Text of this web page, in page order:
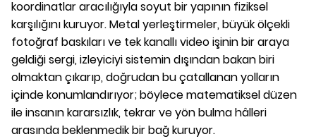
koordinatlar aracılığıyla soyut bir yapının fiziksel
karşılığını kuruyor. Metal yerleştirmeler, büyük ölçekli
fotoğraf baskıları ve tek kanallı video işinin bir araya
geldiği sergi, izleyiciyi sistemin dışından bakan biri
olmaktan çıkarıp, doğrudan bu çatallanan yolların
içinde konumlandırıyor; böylece matematiksel düzen
ile insanın kararsızlık, tekrar ve yön bulma hâlleri
arasında beklenmedik bir bağ kuruyor.